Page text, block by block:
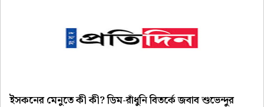
ইসকনের মেনুতে কী কী? ডিম-রাঁধুনি বিতর্কে জবাব শুভেন্দুর